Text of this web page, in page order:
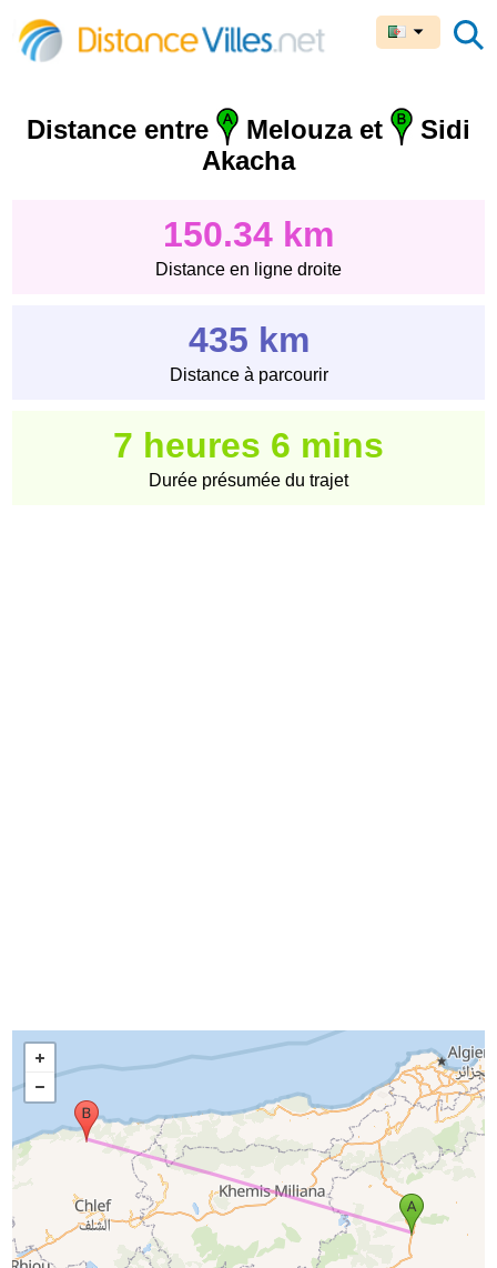
Distance entre Melouza et
Sidi
Akacha
150.34 km
Distance en ligne droite
435 km
Distance à parcourir
7 heures 6 mins
Durée présumée du trajet